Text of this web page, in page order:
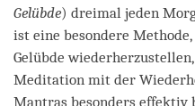
Gelübde) dreimal jeden
ist eine besondere
Gelübde
Meditation mit der
Mantras besonders effektiv